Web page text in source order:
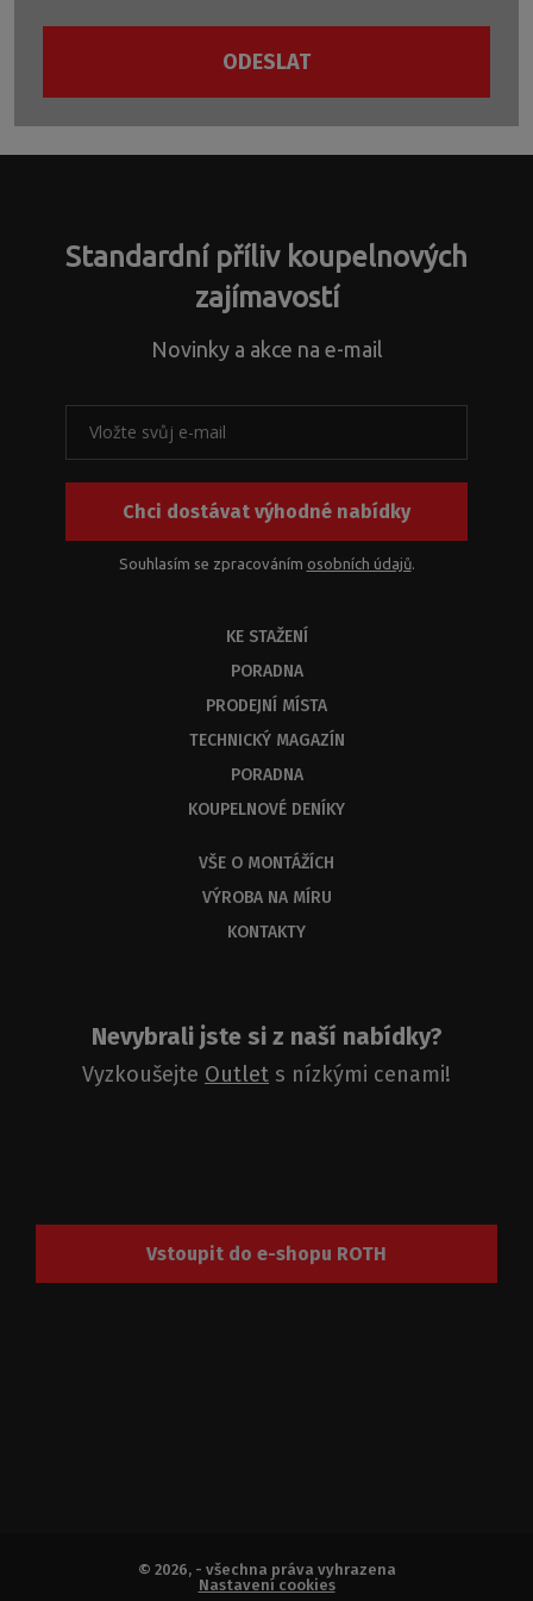
řešení
problematikou
našim
produktům
nebo
kombinací.
ODESLAT
se
nepodařilo
Standardní příliv koupelnových
zajímavostí
Novinky a akce na e-mail
Chci dostávat výhodné nabídky
Souhlasím se zpracováním osobních údajů.
KE STAŽENÍ
PORADNA
PRODEJNÍ MÍSTA
TECHNICKÝ MAGAZÍN
PORADNA
KOUPELNOVÉ DENÍKY
VŠE O MONTÁŽÍCH
VÝROBA NA MÍRU
KONTAKTY
Nevybrali jste si z naší nabídky?
Vyzkoušejte Outlet s nízkými cenami!
Vstoupit do e-shopu ROTH
© 2026, - všechna práva vyhrazena
Nastavení cookies